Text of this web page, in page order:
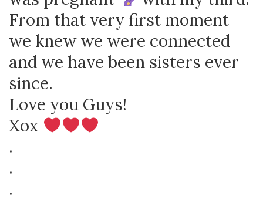
From that very first moment
we knew we were connected
and we have been sisters ever
since.
Love you Guys!
Xox
.
.
.